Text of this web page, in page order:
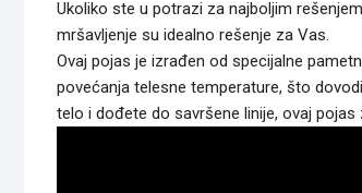
Ukoliko ste u potrazi za najboljim
mršavljenje su idealno rešenje za Vas.
Ovaj pojas je izrađen od specijalne
povećanja telesne temperature, što
telo i dođete do savršene linije, ovaj